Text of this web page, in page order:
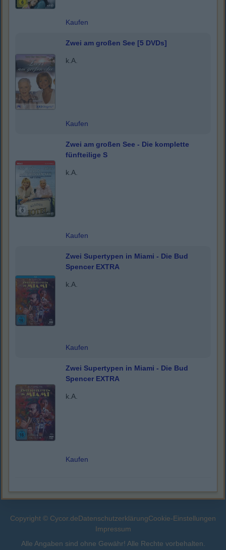
Kaufen
Zwei am großen See [5 DVDs]
k.A.
Kaufen
Zwei am großen See - Die komplette
fünfteilige S
k.A.
Kaufen
Zwei Supertypen in Miami - Die Bud
Spencer EXTRA
k.A.
Kaufen
Zwei Supertypen in Miami - Die Bud
Spencer EXTRA
k.A.
Kaufen
Copyright © Cycor.deDatenschutzerklärungCookie-Einstellungen
Impressum
Alle Angaben sind ohne Gewähr! Alle Rechte vorbehalten.